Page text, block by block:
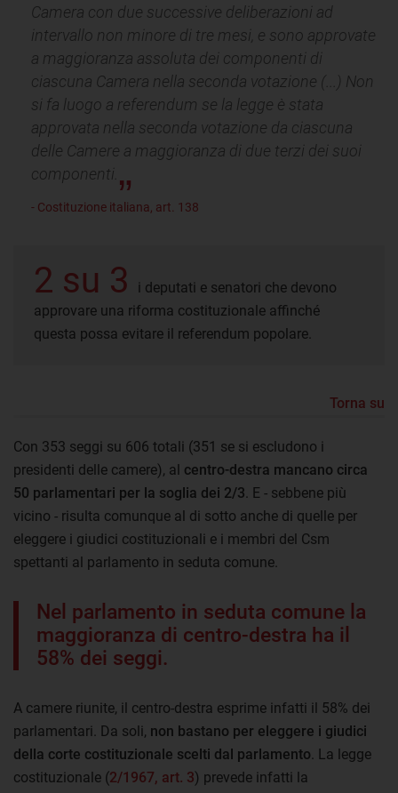
Camera con due successive deliberazioni ad
intervallo non minore di tre mesi, e sono approvate
a maggioranza assoluta dei componenti di
ciascuna Camera nella seconda votazione (...) Non
si fa luogo a referendum se la legge è stata
approvata nella seconda votazione da ciascuna
delle Camere a maggioranza di due terzi dei suoi
componenti.
- Costituzione italiana, art. 138
2 su 3
i deputati e senatori che devono
approvare una riforma costituzionale affinché
questa possa evitare il referendum popolare.
Torna su
Con 353 seggi su 606 totali (351 se si escludono i
presidenti delle camere), al centro-destra mancano circa
50 parlamentari per la soglia dei 2/3 . E - sebbene più
vicino - risulta comunque al di sotto anche di quelle per
eleggere i giudici costituzionali e i membri del Csm
spettanti al parlamento in seduta comune.
Nel parlamento in seduta comune la
maggioranza di centro-destra ha il
58% dei seggi.
A camere riunite, il centro-destra esprime infatti il 58% dei
parlamentari. Da soli, non bastano per eleggere i giudici
della corte costituzionale scelti dal parlamento . La legge
costituzionale (2/1967, art. 3) prevede infatti la